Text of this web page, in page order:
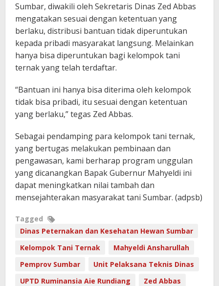
Sumbar, diwakili oleh Sekretaris Dinas Zed Abbas
mengatakan sesuai dengan ketentuan yang
berlaku, distribusi bantuan tidak diperuntukan
kepada pribadi masyarakat langsung. Melainkan
hanya bisa diperuntukan bagi kelompok tani
ternak yang telah terdaftar.
“Bantuan ini hanya bisa diterima oleh kelompok
tidak bisa pribadi, itu sesuai dengan ketentuan
yang berlaku,” tegas Zed Abbas.
Sebagai pendamping para kelompok tani ternak,
yang bertugas melakukan pembinaan dan
pengawasan, kami berharap program unggulan
yang dicanangkan Bapak Gubernur Mahyeldi ini
dapat meningkatkan nilai tambah dan
mensejahterakan masyarakat tani Sumbar. (adpsb)
Tagged
Dinas Peternakan dan Kesehatan Hewan Sumbar
Kelompok Tani Ternak
Mahyeldi Ansharullah
Pemprov Sumbar
Unit Pelaksana Teknis Dinas
UPTD Ruminansia Aie Rundiang
Zed Abbas